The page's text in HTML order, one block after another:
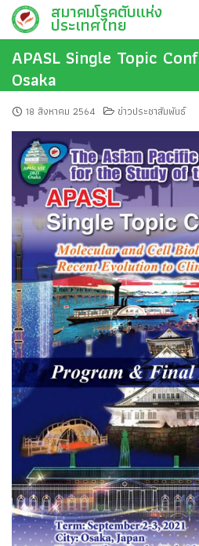
Skip
content
สมาคมโรคตับแห่ง
ประเทศไทย
APASL Single Topic
Osaka
18 สิงหาคม 2564 ข่าวประชาสัมพันธ์